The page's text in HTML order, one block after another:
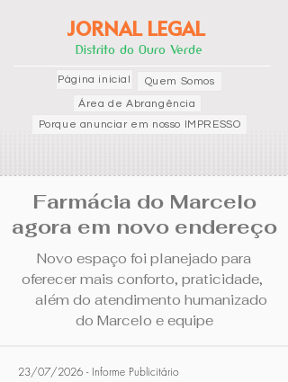
JORNAL LEGAL
Distrito do Ouro Verde
Página inicial
Porque anunciar em nosso IMPRESSO
Área de Abrangência
Quem Somos
Farmácia do Marcelo
agora em novo endereço
Novo espaço foi planejado para
oferecer mais conforto, praticidade,
além do atendimento humanizado
do Marcelo e equipe
23/07/2026 - Informe Publicitário